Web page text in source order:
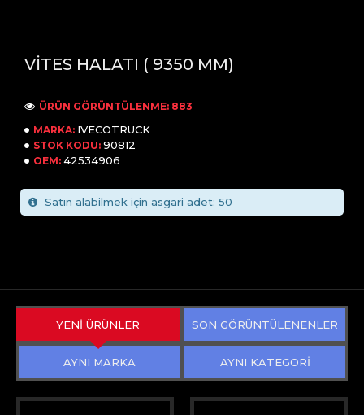
VİTES HALATI ( 9350 MM)
MARKA: IVECOTRUCK
STOK KODU: 90812
OEM: 42534906
ÜRÜN GÖRÜNTÜLENME: 883
Satın alabilmek için asgari adet: 50
YENİ ÜRÜNLER SON GÖRÜNTÜLENENLER
AYNI MARKA AYNI KATEGORİ